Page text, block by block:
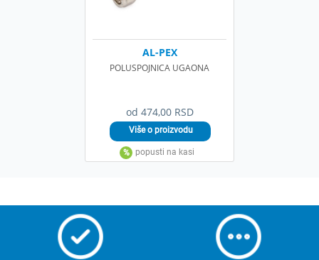
od 474,00 RSD
AL-PEX
POLUSPOJNICA UGAONA